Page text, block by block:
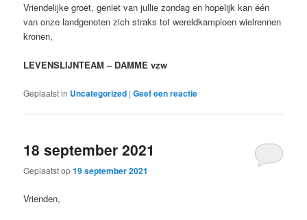
Vriendelijke groet, geniet van jullie zondag en hopelijk kan één
van onze landgenoten zich straks tot wereldkampioen wielrennen
kronen,
LEVENSLIJNTEAM – DAMME vzw
Geplaatst in Uncategorized |Geef een reactie
18 september 2021
Geplaatst op19 september 2021
Vrienden,